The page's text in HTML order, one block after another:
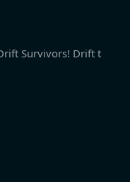
Survivors! Drift t